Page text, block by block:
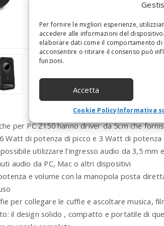
Per fornire le migliori esperienze,
accedere alle informazioni del
elaborare dati come il comportamento di
acconsentire o ritirare il consenso può
funzioni.
Accetta
Cookie PolicyInformativa
per PC Z150 hanno driver da 5cm che
Watt di potenza di picco e 3 Watt di potenza
utilizzare l’ingresso audio da 3,5 mm
audio da PC, Mac o altri dispositivi
e volume con la manopola posta
per collegare le cuffie e ascoltare musica,
il design solido , compatto e portatile di